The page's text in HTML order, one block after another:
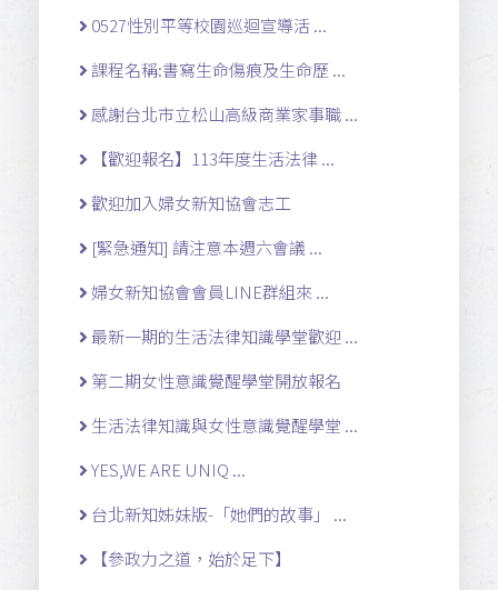
0527性別平等校園巡迴宣導活 ...
課程名稱:書寫生命傷痕及生命歷 ...
感謝台北市立松山高級商業家事職 ...
【歡迎報名】113年度生活法律 ...
歡迎加入婦女新知協會志工
[緊急通知] 請注意本週六會議 ...
婦女新知協會會員LINE群組來 ...
最新一期的生活法律知識學堂歡迎 ...
第二期女性意識覺醒學堂開放報名
生活法律知識與女性意識覺醒學堂 ...
YES,WE ARE UNIQ ...
台北新知姊妹版-「她們的故事」 ...
【參政力之道，始於足下】